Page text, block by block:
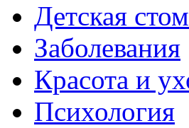
Детская
Заболевания
Красота и
Психология